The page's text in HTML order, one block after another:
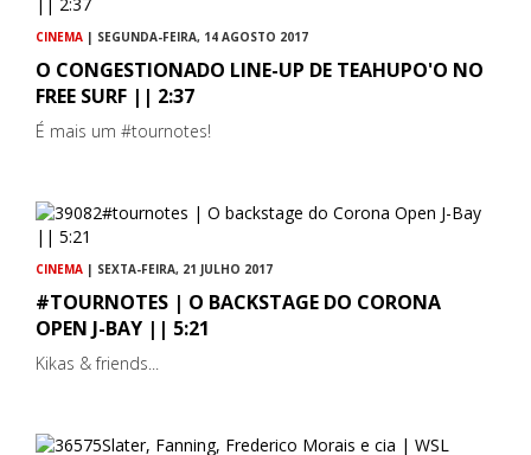
CINEMA | SEGUNDA-FEIRA, 14 AGOSTO 2017
O CONGESTIONADO LINE-UP DE TEAHUPO'O NO
FREE SURF || 2:37
É mais um #tournotes!
CINEMA | SEXTA-FEIRA, 21 JULHO 2017
#TOURNOTES | O BACKSTAGE DO CORONA
OPEN J-BAY || 5:21
Kikas & friends...